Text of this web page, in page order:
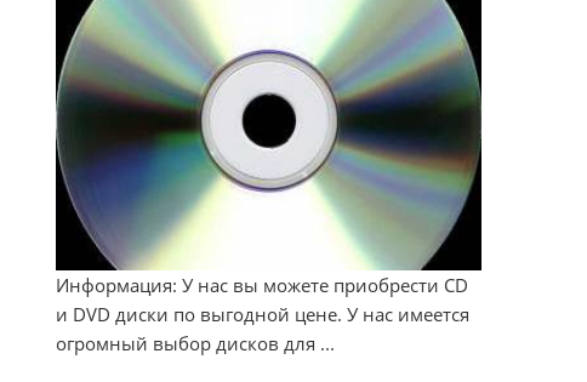
Информация: У нас вы можете приобрести CD
и DVD диски по выгодной цене. У нас имеется
огромный выбор дисков для ...